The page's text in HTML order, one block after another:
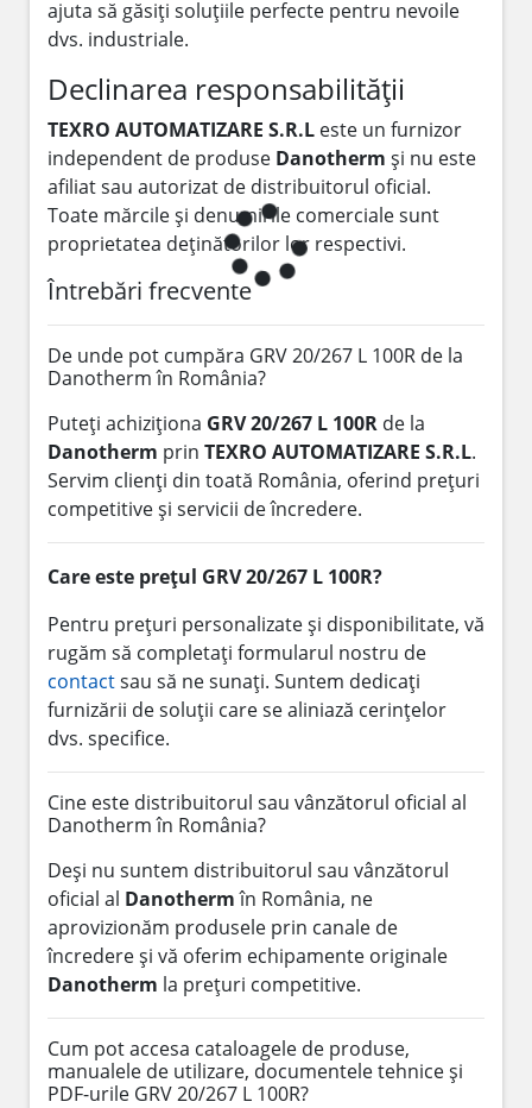
ajuta să găsiți soluțiile perfecte pentru nevoile
dvs. industriale.
Declinarea responsabilității
TEXRO AUTOMATIZARE S.R.L este un furnizor
independent de produse Danotherm și nu este
afiliat sau autorizat de distribuitorul oficial.
Toate mărcile și denumirile comerciale sunt
proprietatea deținătorilor lor respectivi.
Întrebări frecvente
De unde pot cumpăra GRV 20/267 L 100R de la
Danotherm în România?
Puteți achiziționa GRV 20/267 L 100R de la
Danotherm prin TEXRO AUTOMATIZARE S.R.L.
Servim clienți din toată România, oferind prețuri
competitive și servicii de încredere.
Care este prețul GRV 20/267 L 100R?
Pentru prețuri personalizate și disponibilitate, vă
rugăm să completați formularul nostru de
contactsau să ne sunați. Suntem dedicați
furnizării de soluții care se aliniază cerințelor
dvs. specifice.
Cine este distribuitorul sau vânzătorul oficial al
Danotherm în România?
Deși nu suntem distribuitorul sau vânzătorul
oficial al Danothermîn România, ne
aprovizionăm produsele prin canale de
încredere și vă oferim echipamente originale
Danotherm la prețuri competitive.
Cum pot accesa cataloagele de produse,
manualele de utilizare, documentele tehnice și
PDF-urile GRV 20/267 L 100R?